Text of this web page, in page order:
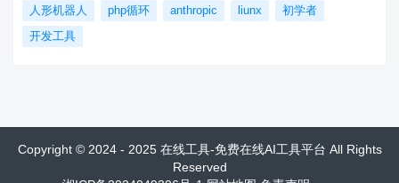
人形机器人
php循环 anthropic liunx
初学者
开发工具
Copyright © 2024 - 2025 在线工具-免费在线AI工具平台 All Rights
Reserved